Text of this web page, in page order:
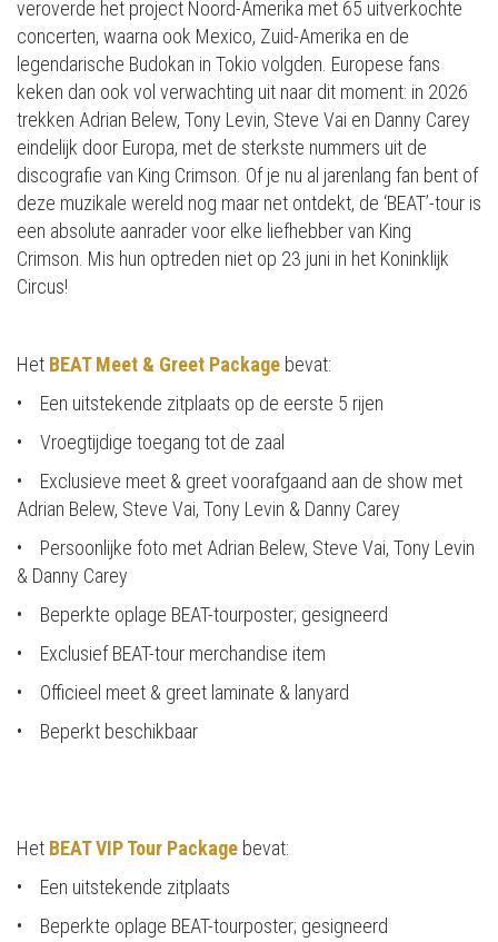
veroverde het project Noord-Amerika met 65 uitverkochte
concerten, waarna ook Mexico, Zuid-Amerika en de
legendarische Budokan in Tokio volgden. Europese fans
keken dan ook vol verwachting uit naar dit moment: in 2026
trekken Adrian Belew, Tony Levin, Steve Vai en Danny Carey
eindelijk door Europa, met de sterkste nummers uit de
discografie van King Crimson. Of je nu al jarenlang fan bent of
deze muzikale wereld nog maar net ontdekt, de ‘BEAT’-tour is
een absolute aanrader voor elke liefhebber van King
Crimson. Mis hun optreden niet op 23 juni in het Koninklijk
Circus!
Het BEAT Meet & Greet Package bevat:
• Een uitstekende zitplaats op de eerste 5 rijen
• Vroegtijdige toegang tot de zaal
• Exclusieve meet & greet voorafgaand aan de show met
Adrian Belew, Steve Vai, Tony Levin & Danny Carey
• Persoonlijke foto met Adrian Belew, Steve Vai, Tony Levin
& Danny Carey
• Beperkte oplage BEAT-tourposter; gesigneerd
• Exclusief BEAT-tour merchandise item
• Officieel meet & greet laminate & lanyard
• Beperkt beschikbaar
Het BEAT VIP Tour Package bevat:
• Een uitstekende zitplaats
• Beperkte oplage BEAT-tourposter; gesigneerd